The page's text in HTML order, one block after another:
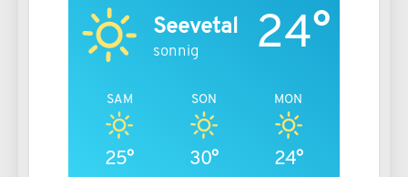
Seevetal
sonnig 24°
SAM
25°
SON
30°
MON
24°